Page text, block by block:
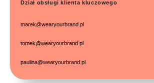
Dział obsługi klienta kluczowego
marek@wearyourbrand.pl
tomek@wearyourbrand.pl
paulina@wearyourbrand.pl